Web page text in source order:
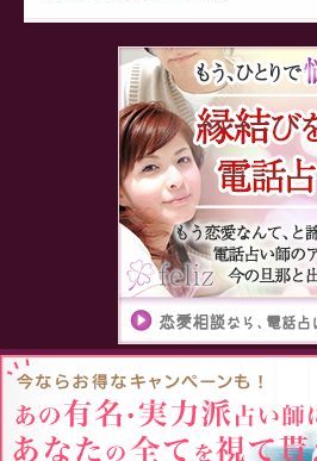
Proudly powered by WordPress